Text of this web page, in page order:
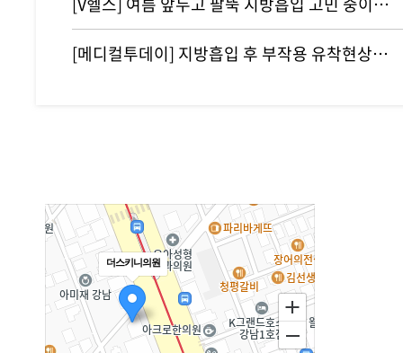
[메디컬투데이] 지방흡입 후 부작용 유착현상인 ‘바이오본드’ 개선하려면?
더스키니의원